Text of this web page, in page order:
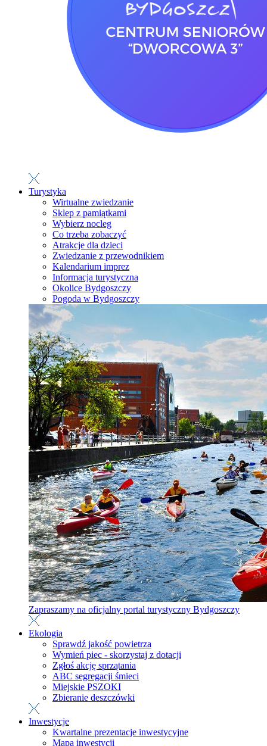
Turystyka
Wirtualne zwiedzanie
Sklep z pamiątkami
Wybierz nocleg
Co trzeba zobaczyć
Atrakcje dla dzieci
Zwiedzanie z przewodnikiem
Kalendarium imprez
Informacja turystyczna
Okolice Bydgoszczy
Pogoda w Bydgoszczy
Zapraszamy na oficjalny portal turystyczny Bydgoszczy
Ekologia
Sprawdź jakość powietrza
Wymień piec - skorzystaj z dotacji
Zgłoś akcję sprzątania
ABC segregacji śmieci
Miejskie PSZOKI
Zbieranie deszczówki
Inwestycje
Kwartalne prezentacje inwestycyjne
Mapa inwestycji